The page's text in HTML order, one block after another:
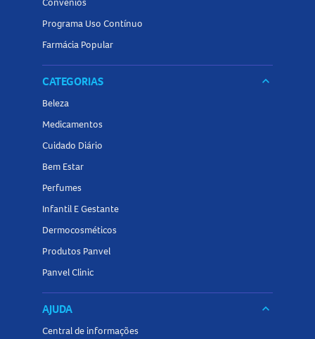
Programa Uso Contínuo
Farmácia Popular
CATEGORIAS keyboard_arrow_down
Beleza
Medicamentos
Cuidado Diário
Bem Estar
Perfumes
Infantil E Gestante
Dermocosméticos
Produtos Panvel
Panvel Clinic
AJUDA keyboard_arrow_down
Central de informações